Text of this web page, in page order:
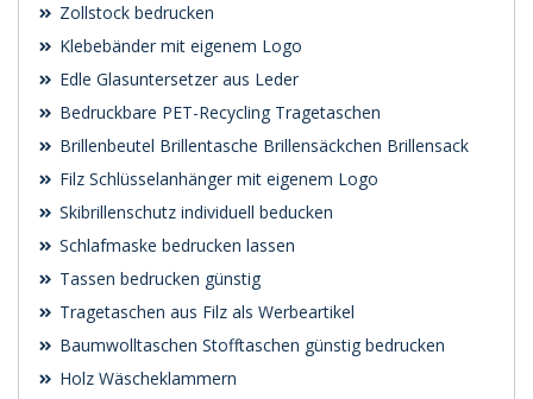
Zollstock bedrucken
Klebebänder mit eigenem Logo
Edle Glasuntersetzer aus Leder
Bedruckbare PET-Recycling Tragetaschen
Brillenbeutel Brillentasche Brillensäckchen Brillensack
Filz Schlüsselanhänger mit eigenem Logo
Skibrillenschutz individuell beducken
Schlafmaske bedrucken lassen
Tassen bedrucken günstig
Tragetaschen aus Filz als Werbeartikel
Baumwolltaschen Stofftaschen günstig bedrucken
Holz Wäscheklammern